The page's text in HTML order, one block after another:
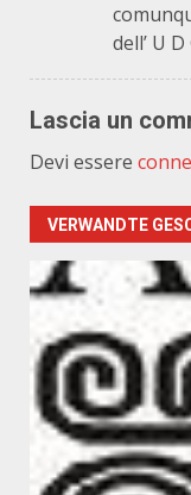
dell’ U D
Lascia un
Devi essere
VERWANDTE